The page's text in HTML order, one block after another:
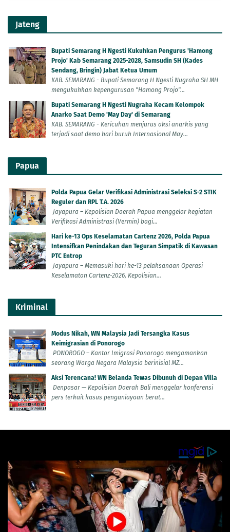
Jateng
Bupati Semarang H Ngesti Kukuhkan Pengurus 'Hamong
Projo' Kab Semarang 2025-2028, Samsudin SH (Kades
Sendang, Bringin) Jabat Ketua Umum
KAB. SEMARANG - Bupati Semarang H Ngesti Nugraha SH MH
mengukuhkan kepengurusan "Hamong Projo"...
Bupati Semarang H Ngesti Nugraha Kecam Kelompok
Anarko Saat Demo 'May Day' di Semarang
KAB. SEMARANG - Kericuhan menjurus aksi anarkis yang
terjadi saat demo hari buruh Internasional May...
Papua
Polda Papua Gelar Verifikasi Administrasi Seleksi S-2 STIK
Reguler dan RPL T.A. 2026
Jayapura – Kepolisian Daerah Papua menggelar kegiatan
Verifikasi Administrasi (Vermin) bagi...
Hari ke-13 Ops Keselamatan Cartenz 2026, Polda Papua
Intensifkan Penindakan dan Teguran Simpatik di Kawasan
PTC Entrop
Jayapura – Memasuki hari ke-13 pelaksanaan Operasi
Keselamatan Cartenz-2026, Kepolisian...
Kriminal
Modus Nikah, WN Malaysia Jadi Tersangka Kasus
Keimigrasian di Ponorogo
PONOROGO – Kantor Imigrasi Ponorogo mengamankan
seorang Warga Negara Malaysia berinisial MZ...
Aksi Terencana! WN Belanda Tewas Dibunuh di Depan Villa
Denpasar — Kepolisian Daerah Bali menggelar konferensi
pers terkait kasus penganiayaan berat...